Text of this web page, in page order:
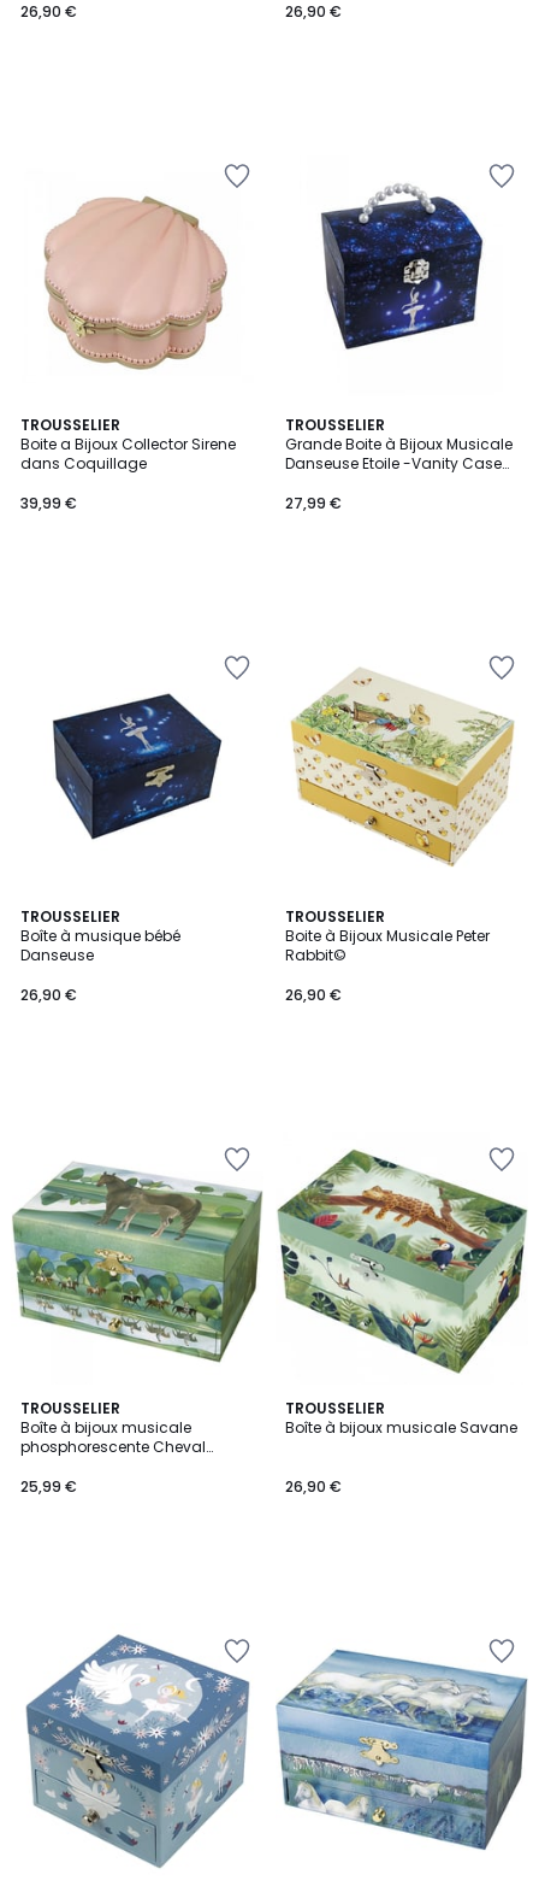
26,90 € 26,90 €
TROUSSELIER
Boite a Bijoux Collector Sirene
dans Coquillage
39,99 €
TROUSSELIER
Grande Boite à Bijoux Musicale
Danseuse Etoile -Vanity Case
27,99 €
TROUSSELIER
Boîte à musique bébé
Danseuse
26,90 €
TROUSSELIER
Boite à Bijoux Musicale Peter
Rabbit©
26,90 €
TROUSSELIER
Boîte à bijoux musicale
phosphorescente Cheval
25,99 €
TROUSSELIER
Boîte à bijoux musicale Savane
26,90 €